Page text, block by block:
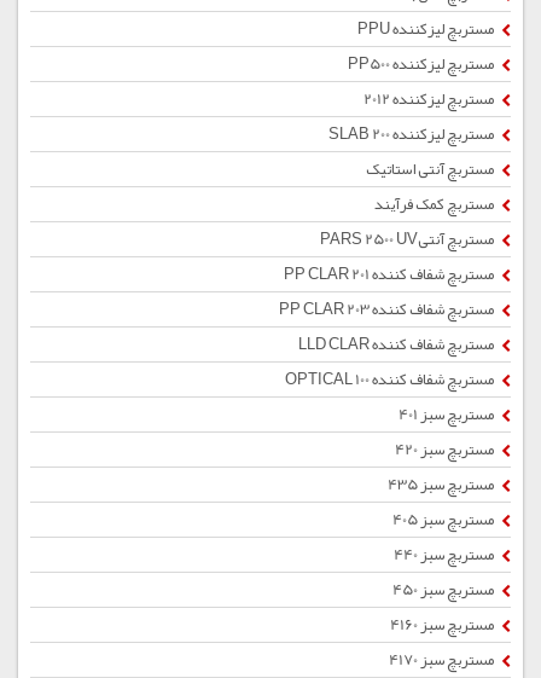
مستربچ لیزکننده PPU
مستربچ لیزکننده PP500
مستربچ لیزکننده 2012
مستربچ لیزکننده SLAB 200
مستربچ آنتی استاتیک
مستربچ کمک فرآیند
مستربچ آنتیPARS 2500 UV
مستربچ شفاف کننده PP CLAR 201
مستربچ شفاف کننده PP CLAR 203
مستربچ شفاف کننده LLD CLAR
مستربچ شفاف کننده OPTICAL 100
مستربچ سبز 401
مستربچ سبز 420
مستربچ سبز 435
مستربچ سبز 405
مستربچ سبز 440
مستربچ سبز 450
مستربچ سبز 4160
مستربچ سبز 4170